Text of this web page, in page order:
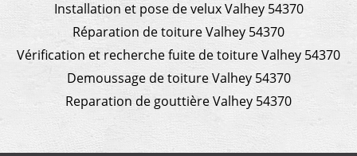
Installation et pose de velux Valhey 54370
Réparation de toiture Valhey 54370
Vérification et recherche fuite de toiture Valhey 54370
Demoussage de toiture Valhey 54370
Reparation de gouttière Valhey 54370